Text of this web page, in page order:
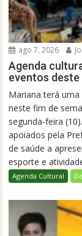
ago 7, 2026
Agenda
eventos deste
Mariana terá
neste fim de
segunda-feira
apoiados pela
de saúde a
esporte e
Agenda Cultural